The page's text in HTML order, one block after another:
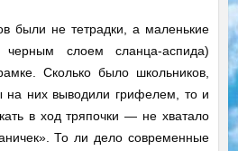
были не тетрадки, а маленькие
слоем сланца-аспида)
Сколько было школьников,
на них выводили грифелем, то и
в ход тряпочки — не хватало
То ли дело современные